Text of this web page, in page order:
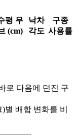
평 무
(cm)
낙차
각도
구종
사용률
로 다음에 던진 구
별 배합 변화를 비